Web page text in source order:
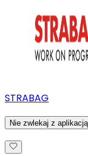
STRABAG
Nie zwlekaj z